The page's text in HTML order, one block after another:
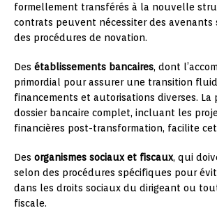
formellement transférés à la nouvelle
contrats peuvent nécessiter des avenants
des procédures de novation.
Des établissements bancaires, dont
primordial pour assurer une transition
financements et autorisations diverses. La
dossier bancaire complet, incluant les
financières post-transformation, facilite
Des organismes sociaux et fiscaux, qui
selon des procédures spécifiques pour
dans les droits sociaux du dirigeant ou
fiscale.